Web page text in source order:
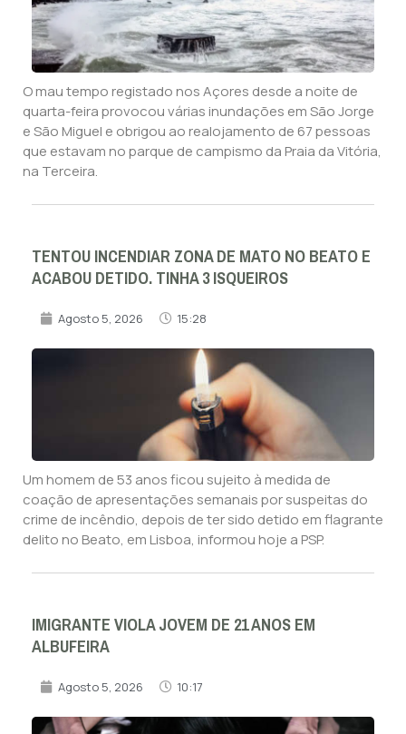
O mau tempo registado nos Açores desde a noite de
quarta-feira provocou várias inundações em São Jorge
e São Miguel e obrigou ao realojamento de 67 pessoas
que estavam no parque de campismo da Praia da Vitória,
na Terceira.
TENTOU INCENDIAR ZONA DE MATO NO BEATO E
ACABOU DETIDO. TINHA 3 ISQUEIROS
Agosto 5, 2026 15:28
Um homem de 53 anos ficou sujeito à medida de
coação de apresentações semanais por suspeitas do
crime de incêndio, depois de ter sido detido em flagrante
delito no Beato, em Lisboa, informou hoje a PSP.
IMIGRANTE VIOLA JOVEM DE 21 ANOS EM
ALBUFEIRA
Agosto 5, 2026 10:17